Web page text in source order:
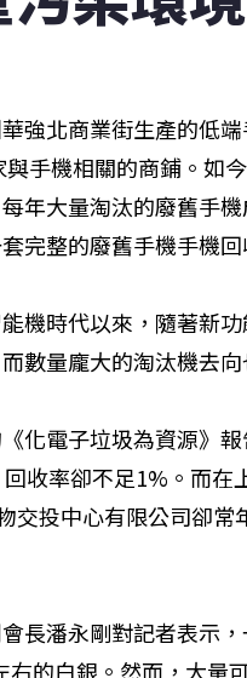
強北商業街生產的低
手機相關的商鋪。如
年大量淘汰的廢舊手
完整的廢舊手機手機回
機時代以來，隨著新
數量龐大的淘汰機去
化電子垃圾為資源》
收率卻不足1%。而在
交投中心有限公司卻
長潘永剛對記者表示
的白銀。然而，大量